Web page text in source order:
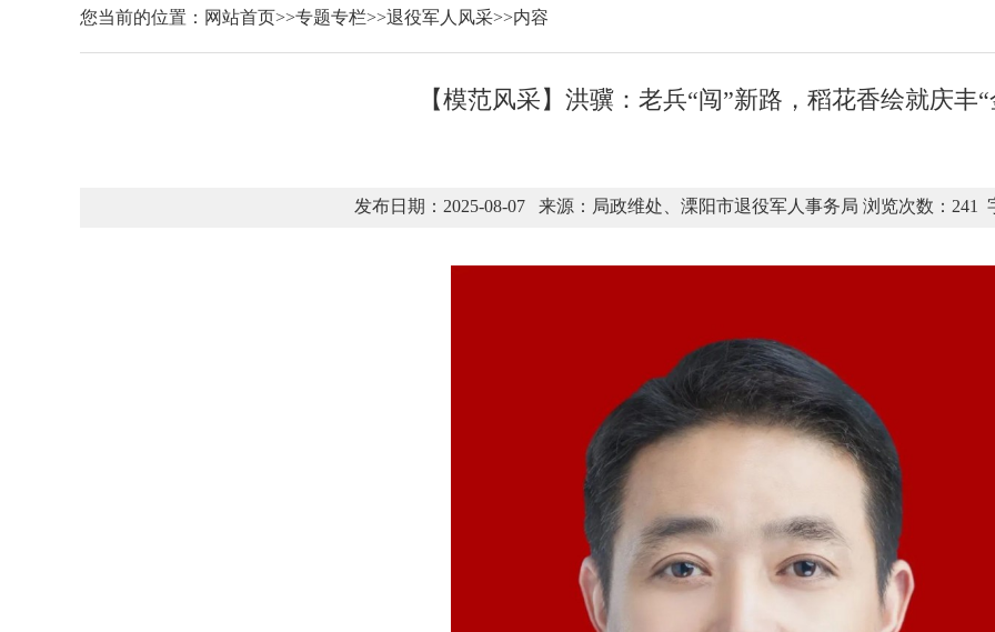
您当前的位置： 网站首页>>专题专栏>>退役军人风采>>内容
【模范风采】洪骥：老兵“闯”新路，稻花香绘就庆丰
发布日期：2025-08-07 来源：局政维处、溧阳市退役军人事务局 浏览次数： 241